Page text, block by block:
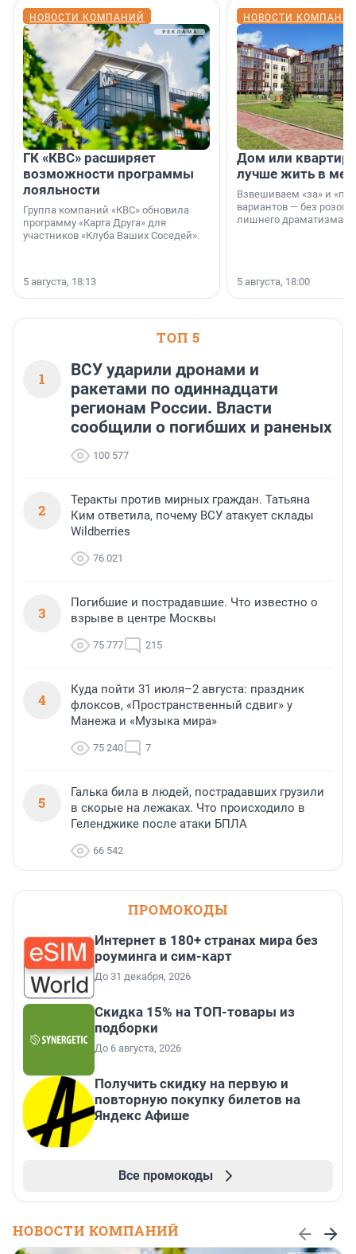
НОВОСТИ КОМПАНИЙ
ГК «КВС» расширяет
возможности программы
лояльности
Группа компаний «КВС» обновила
программу «Карта Друга» для
участников «Клуба Ваших Соседей».
5 августа, 18:13
НОВОСТИ
Дом или
лучше жить в
Взвешиваем «за» и
вариантов — без
лишнего драматизма.
5 августа, 18:00
ТОП 5
1
ВСУ ударили дронами и
ракетами по одиннадцати
регионам России. Власти
сообщили о погибших и раненых
100 577
2
Теракты против мирных граждан. Татьяна
Ким ответила, почему ВСУ атакует склады
Wildberries
76 021
3
Погибшие и пострадавшие. Что известно о
взрыве в центре Москвы
75 777 215
4
Куда пойти 31 июля–2 августа: праздник
флоксов, «Пространственный сдвиг» у
Манежа и «Музыка мира»
75 240 7
5
Галька била в людей, пострадавших грузили
в скорые на лежаках. Что происходило в
Геленджике после атаки БПЛА
66 542
ПРОМОКОДЫ
Интернет в 180+ странах мира без
роуминга и сим-карт
До 31 декабря, 2026
Скидка 15% на ТОП-товары из
подборки
До 6 августа, 2026
Получить скидку на первую и
повторную покупку билетов на
Яндекс Афише
Все промокоды
НОВОСТИ КОМПАНИЙ